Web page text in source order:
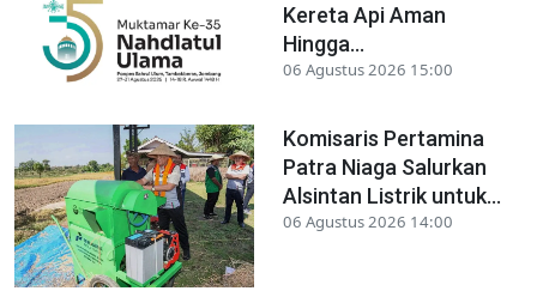
Kereta Api Aman
Hingga...
06 Agustus 2026 15:00
Komisaris Pertamina
Patra Niaga Salurkan
Alsintan Listrik untuk...
06 Agustus 2026 14:00